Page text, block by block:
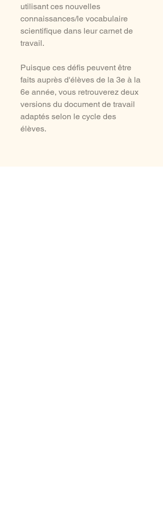
utilisant ces nouvelles
connaissances/le vocabulaire
scientifique dans leur carnet de
travail.
Puisque ces défis peuvent être
faits auprès d'élèves de la 3e à la
6e année, vous retrouverez deux
versions du document de travail
adaptés selon le cycle des
élèves.